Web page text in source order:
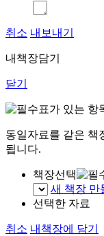
취소 내보내기
내책장담기
닫기
표가 있는 항
동일자료를 같은 책
됩니다.
책장선택
새 책장 만
선택한 자료
취소 내책장에 담기